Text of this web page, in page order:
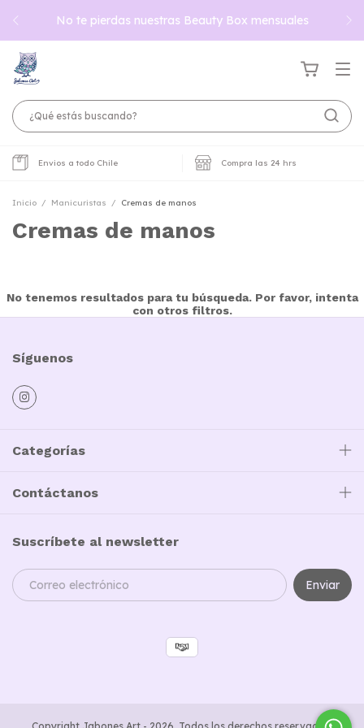
No te pierdas nuestras Beauty Box mensuales
Envios a todo Chile Compra las 24 hrs
Inicio / Manicuristas / Cremas de manos
Cremas de manos
No tenemos resultados para tu búsqueda. Por favor, intenta
con otros filtros.
Síguenos
Categorías
Contáctanos
Suscríbete al newsletter
Copyright Jabones Art - 2026. Todos los derechos reservados.